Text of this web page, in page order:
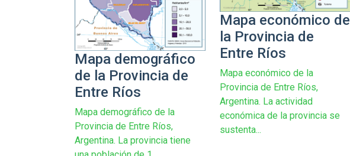
Mapa económico de
la Provincia de
Entre Ríos
Mapa económico de la
Provincia de Entre Ríos,
Argentina. La actividad
económica de la provincia se
sustenta...
Mapa demográfico
de la Provincia de
Entre Ríos
Mapa demográfico de la
Provincia de Entre Ríos,
Argentina. La provincia tiene